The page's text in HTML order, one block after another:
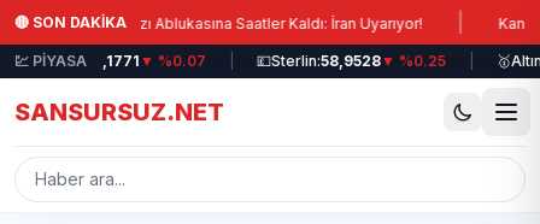
Ana içeriğe atla
🔴 SON DAKİKA
Hürmüz Boğazı Ablukasına Saatler Kaldı: İran Uyarıyor! Kanada
💹 PİYASA
💶 Euro:51,1771▼ %0.07 Sterlin:58,9528▼ %0.25 Altın
SANSURSUZ.NET